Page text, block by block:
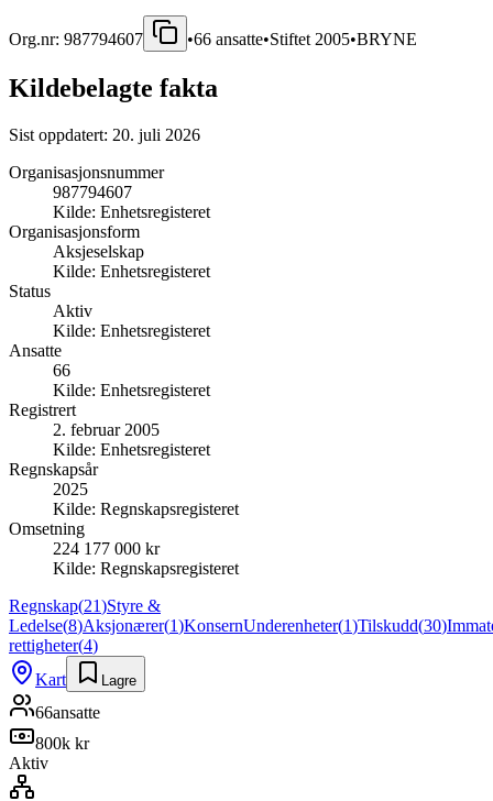
Org.nr: 987794607 •66 ansatte•Stiftet 2005•BRYNE
Kildebelagte fakta
Sist oppdatert: 20. juli 2026
Organisasjonsnummer
987794607
Kilde: Enhetsregisteret
Organisasjonsform
Aksjeselskap
Kilde: Enhetsregisteret
Status
Aktiv
Kilde: Enhetsregisteret
Ansatte
66
Kilde: Enhetsregisteret
Registrert
2. februar 2005
Kilde: Enhetsregisteret
Regnskapsår
2025
Kilde: Regnskapsregisteret
Omsetning
224 177 000 kr
Kilde: Regnskapsregisteret
Regnskap(21)Styre &
Ledelse(8)Aksjonærer(1)KonsernUnderenheter(1)Tilskudd(30)
rettigheter(4)
Kart
Lagre
66ansatte
800k kr
Aktiv